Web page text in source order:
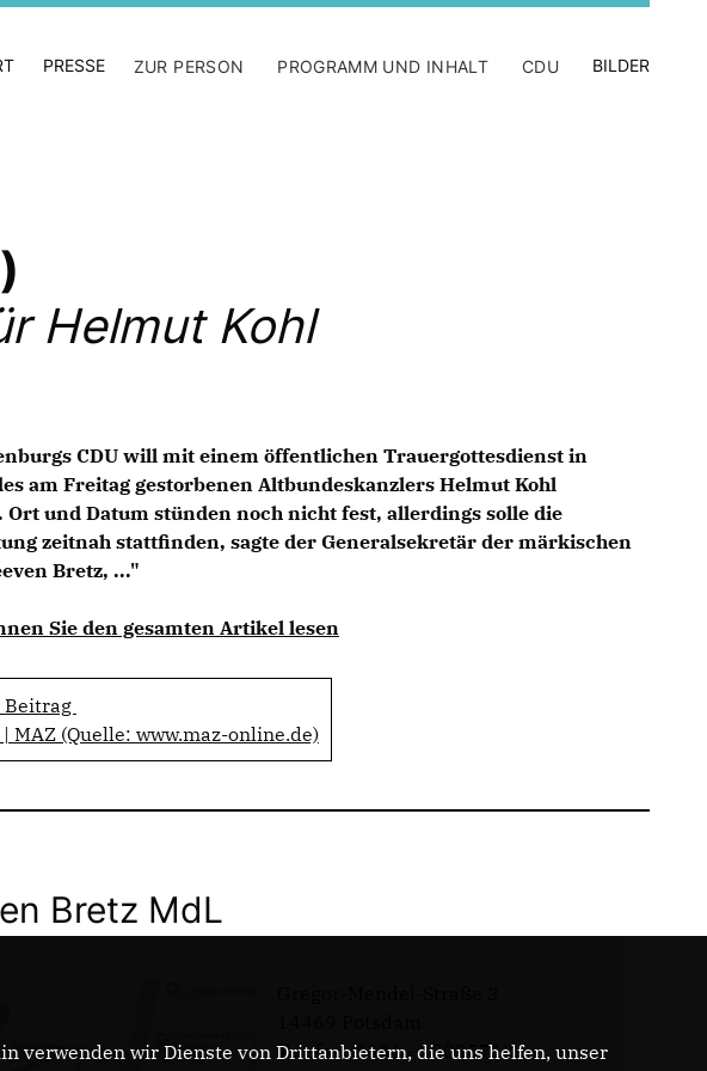
PRESSE ZUR PERSON PROGRAMM UND INHALT CDU BILDER
Helmut Kohl
CDU will mit einem öffentlichen Trauergottesdienst in
am Freitag gestorbenen Altbundeskanzlers Helmut Kohl
Ort und Datum stünden noch nicht fest, allerdings solle die
zeitnah stattfinden, sagte der Generalsekretär der märkischen
Bretz, ..."
Sie den gesamten Artikel lesen
Beitrag
MAZ (Quelle: www.maz-online.de)
Bretz MdL
Telefon: 0331 - 20085713
verwenden wir Dienste von Drittanbietern, die uns helfen, unser